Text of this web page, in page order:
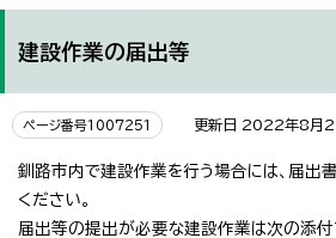
建設作業の届出等
ページ番号1007251 更新日 2022年8月
釧路市内で建設作業を行う場合には、届出
ください。
届出等の提出が必要な建設作業は次の添付